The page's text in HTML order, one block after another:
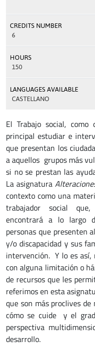
CREDITS NUMBER
6
HOURS
150
LANGUAGES AVAILABLE
CASTELLANO
El Trabajo social,
principal estudiar e
que presentan los
a aquellos grupos más
si no se prestan las
La asignatura
contexto como una
trabajador social
encontrará a lo largo
personas que presenten
y/o discapacidad y sus
intervención. Y lo es así,
con alguna limitación o
de recursos que les
referimos en esta
que son más proclives
cómo se cuide y el
perspectiva
desarrollo.